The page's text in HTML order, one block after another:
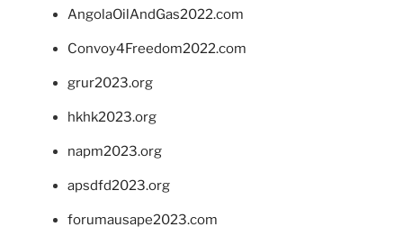
AngolaOilAndGas2022.com
Convoy4Freedom2022.com
grur2023.org
hkhk2023.org
napm2023.org
apsdfd2023.org
forumausape2023.com